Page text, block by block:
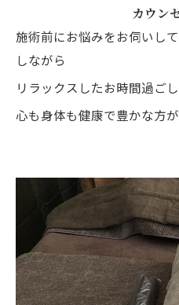
カウン
施術前にお悩みをお伺いし
しながら
リラックスしたお時間過ご
心も身体も健康で豊かな方